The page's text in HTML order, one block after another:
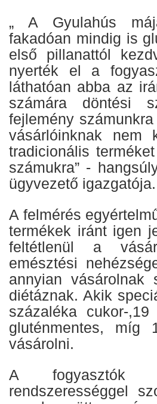
„ A Gyulahús
fakadóan mindig is
első pillanattól
nyerték el a
láthatóan abba az
számára döntési
fejlemény
vásárlóinknak nem
tradicionális
számukra” -
ügyvezető igazgatója.
A felmérés
termékek iránt igen
feltétlenül a
emésztési
annyian vásárolnak
diétáznak. Akik
százaléka cukor-
gluténmentes, míg
vásárolni.
A fogyasztók
rendszerességgel